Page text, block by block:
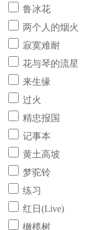
鲁冰花
两个人的烟火
寂寞难耐
花与琴的流星
来生缘
过火
精忠报国
记事本
黄土高坡
梦驼铃
练习
红日(Live)
橄榄树